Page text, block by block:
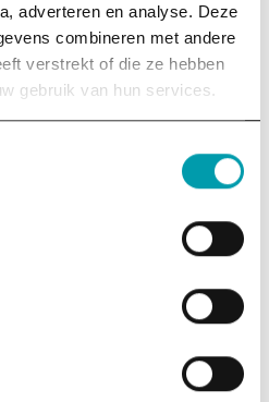
adverteren en analyse. Deze
combineren met andere
verstrekt of die ze hebben
gebruik van hun services.
je vraag/verzoek:(Vereist)
timing, format en